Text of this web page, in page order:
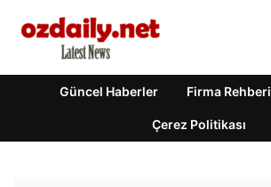
Güncel Haberler Firma Rehberi
Çerez Politikası